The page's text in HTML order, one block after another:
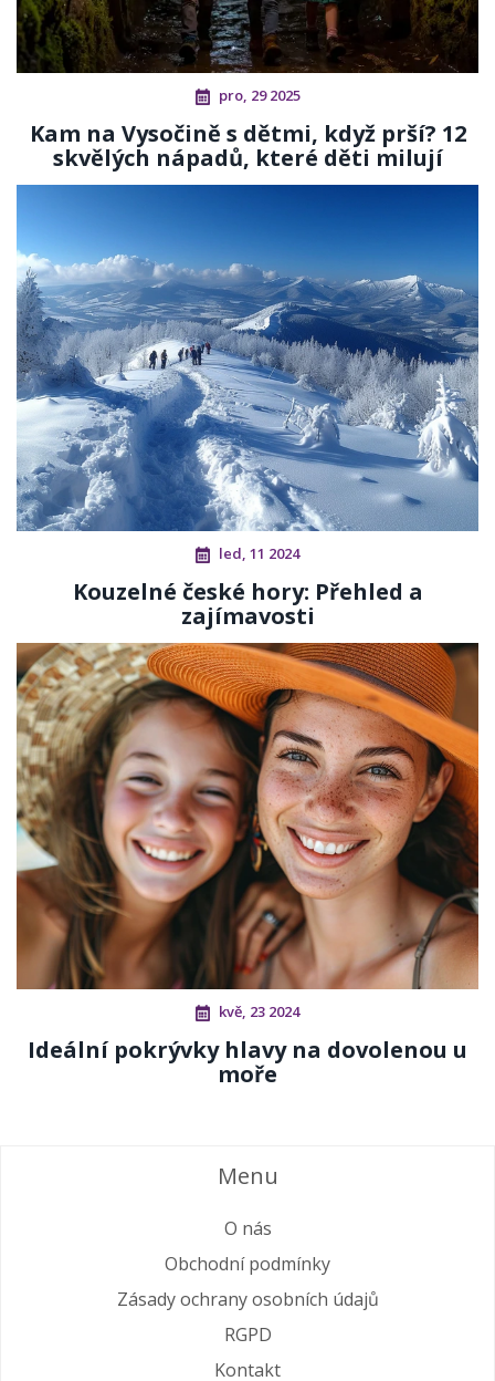
pro, 29 2025
Kam na Vysočině s dětmi, když prší? 12
skvělých nápadů, které děti milují
led, 11 2024
Kouzelné české hory: Přehled a
zajímavosti
kvě, 23 2024
Ideální pokrývky hlavy na dovolenou u
moře
Menu
O nás
Obchodní podmínky
Zásady ochrany osobních údajů
RGPD
Kontakt